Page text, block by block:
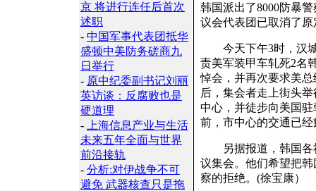
京 将进行连任后首次
述职
- 中国军事代表团抵华
盛顿中美防务磋商九
日举行
- 原中纪委副书记刘丽
英访谈：反腐败也是
硬道理
-
上海信息产业与生活
未来五年全面与世界
前沿接轨
- 分析:对伊战争不可
避免 武器核查只是拖
韩国派出了8000防暴
议会代表团已取消了
今天下午3时，汉城
责美军装甲车轧死2名
悼会，并再次要求美
后，集会者走上街头
中心，并徒步向美国
前，市中心的交通已
另据报道，韩国各
议集会。他们希望把
察的拒绝。(徐宝康）